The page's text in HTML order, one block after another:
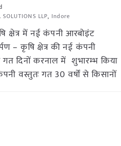
LLP, Indore
क्षेत्र में नई कंपनी आरबोइंट
– कृषि क्षेत्र की नई कंपनी
दिनों करनाल में शुभारम्भ किया
वस्तुतः गत 30 वर्षों से किसानों